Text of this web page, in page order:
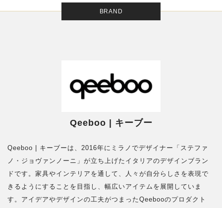
BRAND
Qeeboo | キーブー
Qeeboo | キーブーは、2016年にミラノでデザイナー「ステファ
ノ・ジョヴァンノーニ」が立ち上げたイタリアのデザインブラン
ドです。家具やインテリアを通して、人々が自分らしさを表現で
きるようにすることを目指し、幅広いアイテムを展開していま
す。アイデアやデザインの工夫がつまったQeebooのプロダクト